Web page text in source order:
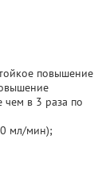
повышение
чем в 3 раза по
мл/мин);